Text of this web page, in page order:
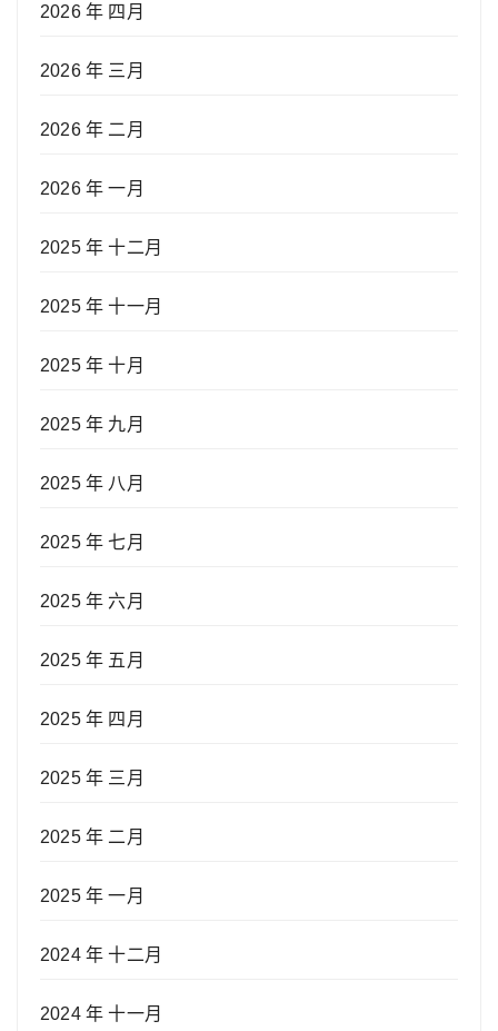
2026 年 四月
2026 年 三月
2026 年 二月
2026 年 一月
2025 年 十二月
2025 年 十一月
2025 年 十月
2025 年 九月
2025 年 八月
2025 年 七月
2025 年 六月
2025 年 五月
2025 年 四月
2025 年 三月
2025 年 二月
2025 年 一月
2024 年 十二月
2024 年 十一月